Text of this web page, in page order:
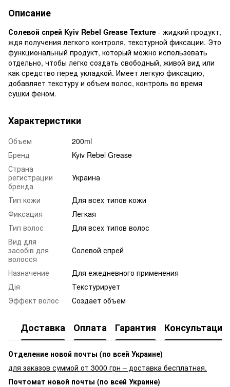
Описание
Солевой спрей Kyiv Rebel Grease Texture - жидкий продукт,
ждя получения легкого контроля, текстурной фиксации. Это
функциональный продукт, который можно использовать
отдельно, чтобы легко создать свободный, живой вид или
как средство перед укладкой. Имеет легкую фиксацию,
добавляет текстуру и объем волос, контроль во время
сушки феном.
Характеристики
Объем
200ml
Бренд
Kyiv Rebel Grease
Страна
регистрации
бренда
Украина
Тип кожи
Для всех типов кожи
Фиксация
Легкая
Тип волос
Для всех типов волос
Вид для
засобів для
волосся
Солевой спрей
Назначение
Для ежедневного применения
Дія
Текстурирует
Эффект волос
Создает объем
Доставка Оплата Гарантия Консультация
Отделение новой почты (по всей Украине)
для заказов суммой от 3000 грн – доставка бесплатная.
Почтомат новой почты (по всей Украине)